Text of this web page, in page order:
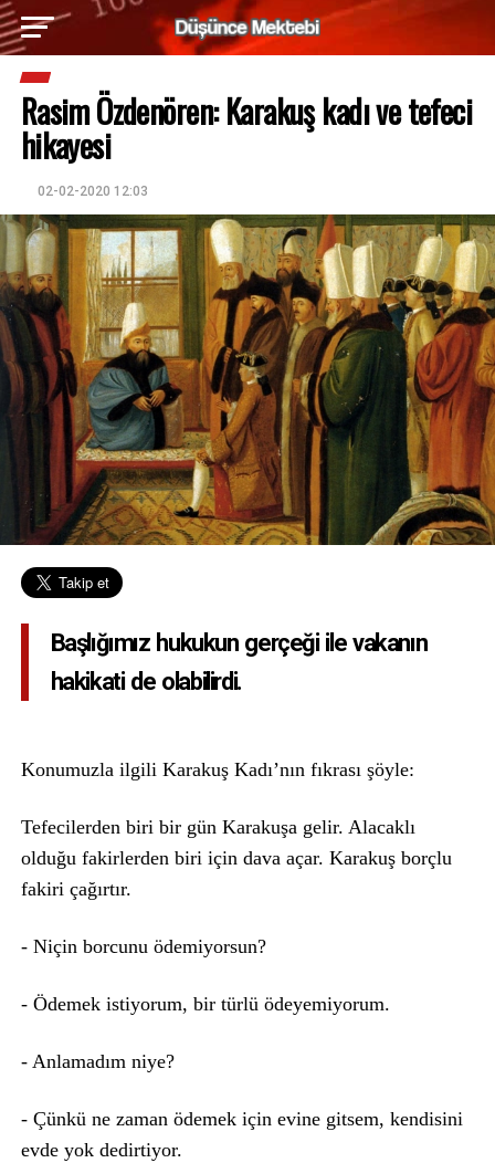
Rasim Özdenören: Karakuş kadı ve tefeci
hikayesi
02-02-2020 12:03
Başlığımız hukukun gerçeği ile vakanın
hakikati de olabilirdi.
Konumuzla ilgili Karakuş Kadı’nın fıkrası şöyle:
Tefecilerden biri bir gün Karakuşa gelir. Alacaklı
olduğu fakirlerden biri için dava açar. Karakuş borçlu
fakiri çağırtır.
- Niçin borcunu ödemiyorsun?
- Ödemek istiyorum, bir türlü ödeyemiyorum.
- Anlamadım niye?
- Çünkü ne zaman ödemek için evine gitsem, kendisini
evde yok dedirtiyor.